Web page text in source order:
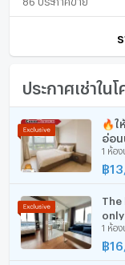
- ลิฟท์
- ที่จอดรถ
- การรักษาความปล
- กล้องวงจรปิด
- สระว่ายน้ำ
ขนาดพื้นที่ห้อง
ประตูห้องระบ
ตู้เย็น
เครื่องดูดควัน
มีอินเตอร์เน็ต
เครื่องซักผ้า
ประกาศเช่าใน
🔥ใ
อ่อน
1 ห้อง
฿
The
only
1 ห้อง
฿